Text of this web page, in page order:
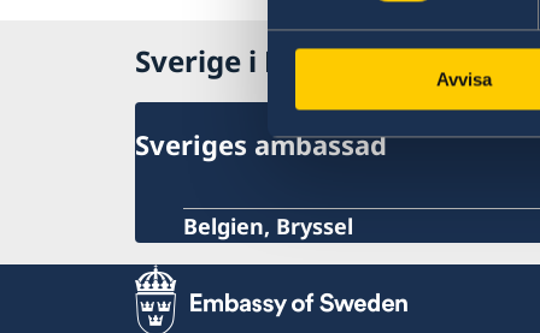
Avvisa
Sverige i Belgien
Sveriges ambassad
Belgien, Bryssel